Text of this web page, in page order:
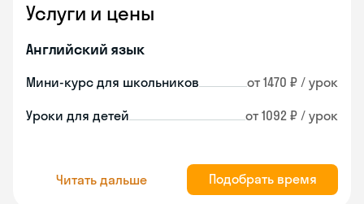
Услуги и цены
Английский язык
Мини-курс для школьников от 1470 ₽ / урок
Уроки для детей от 1092 ₽ / урок
Читать дальше Подобрать время